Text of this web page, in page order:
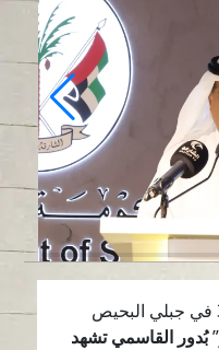
مع موسم التنقيب الـ 30 في جبلي البحيص
بُدور القاسمي تشهد